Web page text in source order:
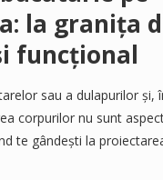
la granița
funcțional
sau a dulapurilor și,
corpurilor nu sunt
te gândești la